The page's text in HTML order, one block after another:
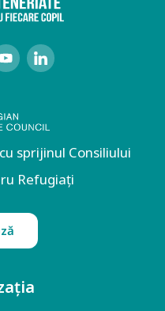
sprijinul Consiliului
Refugiați